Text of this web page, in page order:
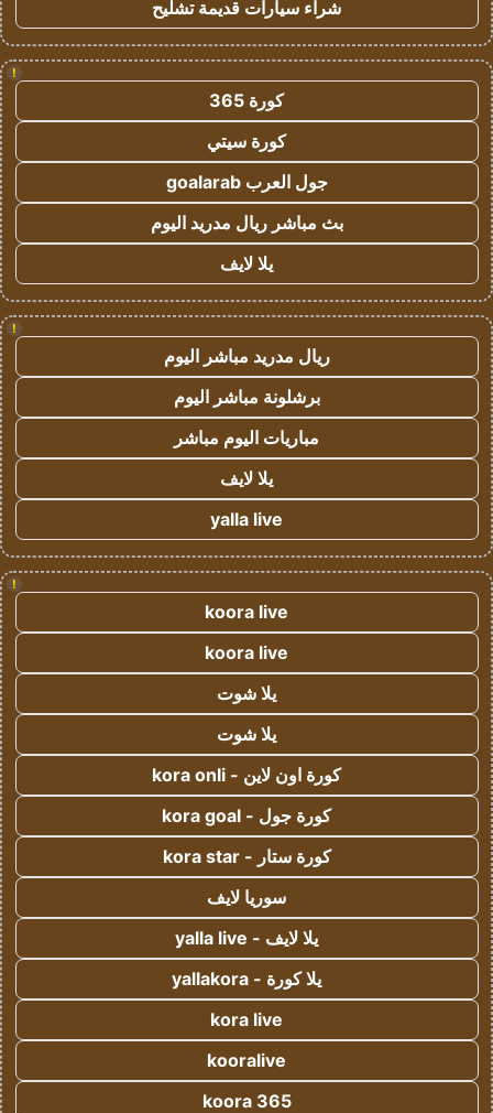
شراء سيارات قديمة تشليح
!
كورة 365
كورة سيتي
جول العرب goalarab
بث مباشر ريال مدريد اليوم
يلا لايف
!
ريال مدريد مباشر اليوم
برشلونة مباشر اليوم
مباريات اليوم مباشر
يلا لايف
yalla live
!
koora live
koora live
يلا شوت
يلا شوت
كورة اون لاين - kora onli
كورة جول - kora goal
كورة ستار - kora star
سوريا لايف
يلا لايف - yalla live
يلا كورة - yallakora
kora live
kooralive
koora 365